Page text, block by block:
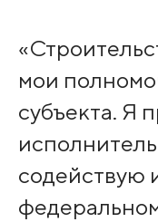
мои
субъекта. Я
содействую